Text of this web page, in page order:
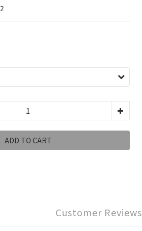
ADD TO CART
Customer Reviews